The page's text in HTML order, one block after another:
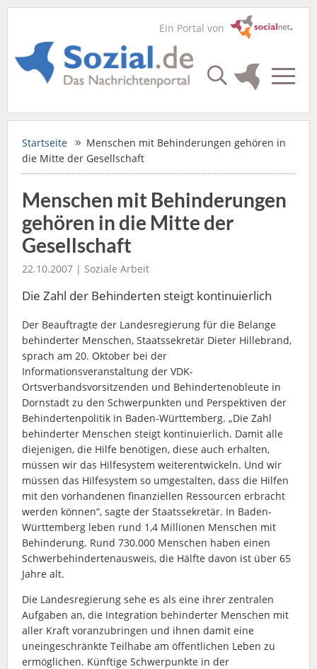
Ein Portal von
Startseite
Menschen mit Behinderungen gehören in
die Mitte der Gesellschaft
Menschen mit Behinderungen
gehören in die Mitte der
Gesellschaft
22.10.2007 | Soziale Arbeit
Die Zahl der Behinderten steigt kontinuierlich
Der Beauftragte der Landesregierung für die Belange
behinderter Menschen, Staatssekretär Dieter Hillebrand,
sprach am 20. Oktober bei der
Informationsveranstaltung der VDK-
Ortsverbandsvorsitzenden und Behindertenobleute in
Dornstadt zu den Schwerpunkten und Perspektiven der
Behindertenpolitik in Baden-Württemberg. „Die Zahl
behinderter Menschen steigt kontinuierlich. Damit alle
diejenigen, die Hilfe benötigen, diese auch erhalten,
müssen wir das Hilfesystem weiterentwickeln. Und wir
müssen das Hilfesystem so umgestalten, dass die Hilfen
mit den vorhandenen finanziellen Ressourcen erbracht
werden können“, sagte der Staatssekretär. In Baden-
Württemberg leben rund 1,4 Millionen Menschen mit
Behinderung. Rund 730.000 Menschen haben einen
Schwerbehindertenausweis, die Hälfte davon ist über 65
Jahre alt.
Die Landesregierung sehe es als eine ihrer zentralen
Aufgaben an, die Integration behinderter Menschen mit
aller Kraft voranzubringen und ihnen damit eine
uneingeschränkte Teilhabe am öffentlichen Leben zu
ermöglichen. Künftige Schwerpunkte in der